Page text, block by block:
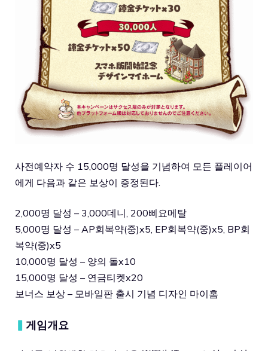
사전예약자 수 15,000명 달성을 기념하여 모든 플레이어
에게 다음과 같은 보상이 증정된다.
2,000명 달성 – 3,000데니, 200삐요메탈
5,000명 달성 – AP회복약(중)x5, EP회복약(중)x5, BP회
복약(중)x5
10,000명 달성 – 양의 돌x10
15,000명 달성 – 연금티켓x20
보너스 보상 – 모바일판 출시 기념 디자인 마이홈
▍ 게임개요